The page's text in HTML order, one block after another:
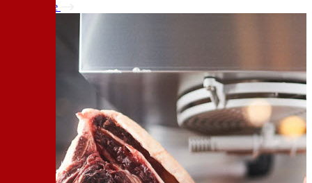
Подробнее